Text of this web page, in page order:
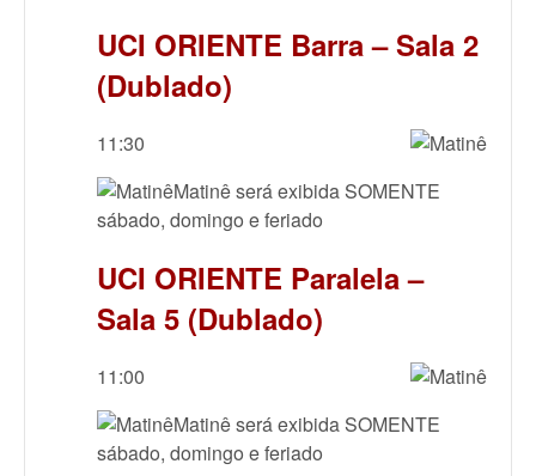
UCI ORIENTE Barra – Sala 2
(Dublado)
11:30
Matinê será exibida SOMENTE
sábado, domingo e feriado
UCI ORIENTE Paralela –
Sala 5 (Dublado)
11:00
Matinê será exibida SOMENTE
sábado, domingo e feriado